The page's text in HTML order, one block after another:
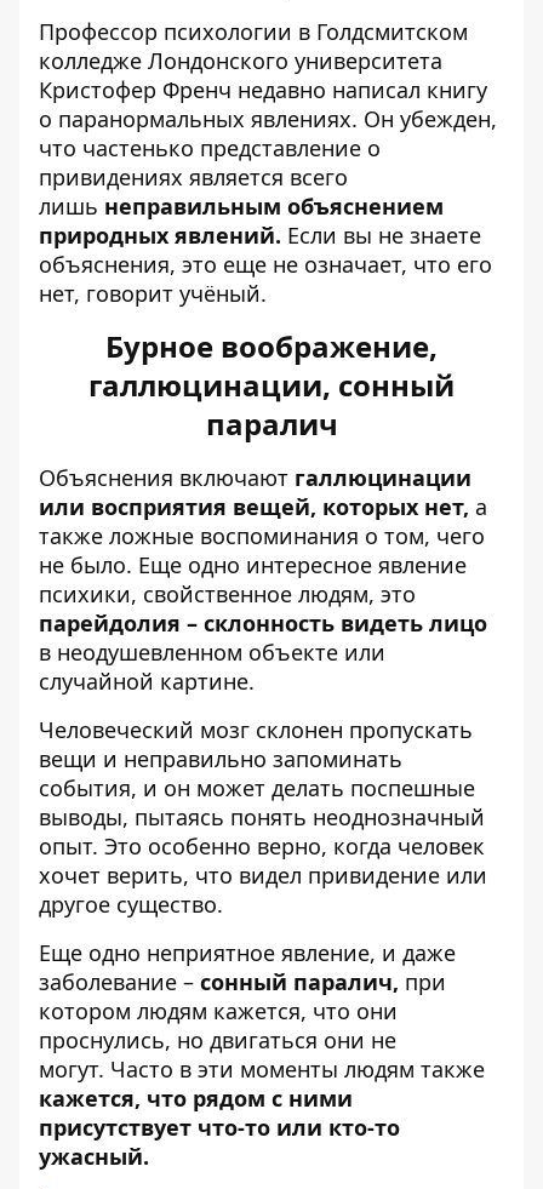
Профессор психологии в Голдсмитском
колледже Лондонского университета
Кристофер Френч недавно написал книгу
о паранормальных явлениях. Он убежден,
что частенько представление о
привидениях является всего
лишь неправильным объяснением
природных явлений. Если вы не знаете
объяснения, это еще не означает, что его
нет, говорит учёный.
Бурное воображение,
галлюцинации, сонный
паралич
Объяснения включают галлюцинации
или восприятия вещей, которых нет, а
также ложные воспоминания о том, чего
не было. Еще одно интересное явление
психики, свойственное людям, это
парейдолия – склонность видеть лицо
в неодушевленном объекте или
случайной картине.
Человеческий мозг склонен пропускать
вещи и неправильно запоминать
события, и он может делать поспешные
выводы, пытаясь понять неоднозначный
опыт. Это особенно верно, когда человек
хочет верить, что видел привидение или
другое существо.
Еще одно неприятное явление, и даже
заболевание – сонный паралич, при
котором людям кажется, что они
проснулись, но двигаться они не
могут. Часто в эти моменты людям также
кажется, что рядом с ними
присутствует что-то или кто-то
ужасный.